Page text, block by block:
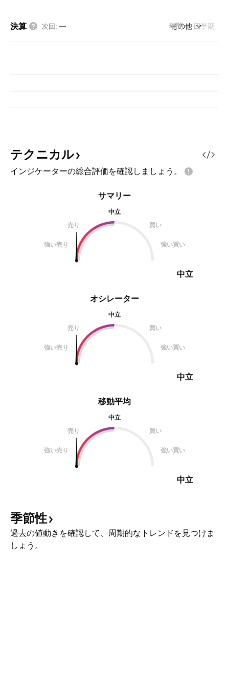
決算 次回: — 年間 四半期
その他
テクニカル
インジケーターの総合評価を確認しましょう。
オシレーター
中立
売り
買い
強い売り 強い買い
中立
サマリー
中立
売り
買い
強い売り 強い買い
中立
移動平均
中立
売り
買い
強い売り 強い買い
中立
季節性
過去の値動きを確認して、周期的なトレンドを見つけま
しょう。